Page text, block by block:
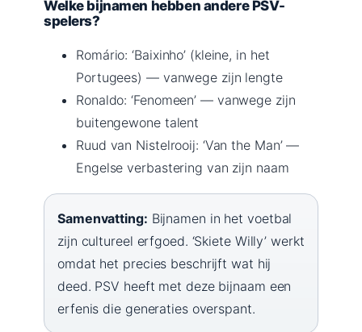
Welke bijnamen hebben andere PSV-
spelers?
Romário: ‘Baixinho’ (kleine, in het
Portugees) — vanwege zijn lengte
Ronaldo: ‘Fenomeen’ — vanwege zijn
buitengewone talent
Ruud van Nistelrooij: ‘Van the Man’ —
Engelse verbastering van zijn naam
Samenvatting: Bijnamen in het voetbal
zijn cultureel erfgoed. ‘Skiete Willy’ werkt
omdat het precies beschrijft wat hij
deed. PSV heeft met deze bijnaam een
erfenis die generaties overspant.